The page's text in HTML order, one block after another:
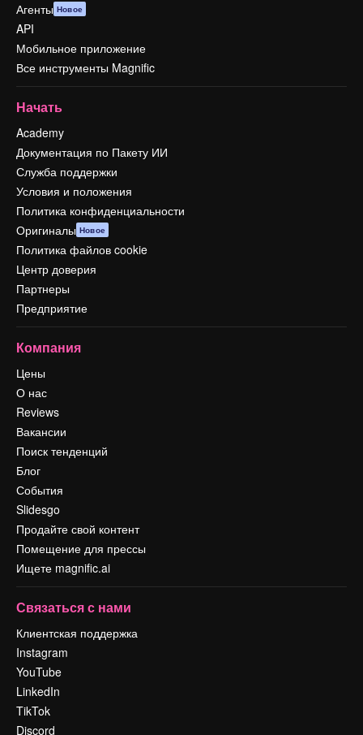
Агенты Новое
API
Мобильное приложение
Все инструменты Magnific
Начать
Academy
Документация по Пакету ИИ
Служба поддержки
Условия и положения
Политика конфиденциальности
Оригиналы Новое
Политика файлов cookie
Центр доверия
Партнеры
Предприятие
Компания
Цены
О нас
Reviews
Вакансии
Поиск тенденций
Блог
События
Slidesgo
Продайте свой контент
Помещение для прессы
Ищете magnific.ai
Связаться с нами
Клиентская поддержка
Instagram
YouTube
LinkedIn
TikTok
Discord